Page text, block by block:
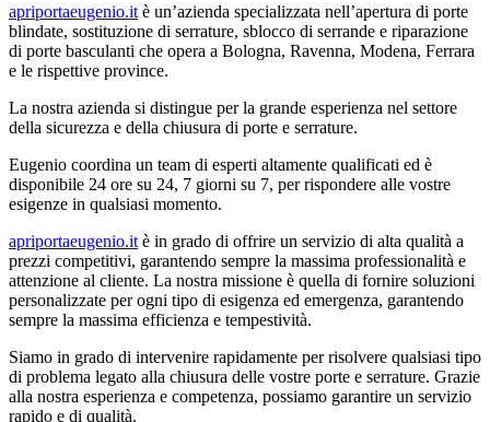
apriportaeugenio.it è un’azienda specializzata nell’apertura di porte
blindate, sostituzione di serrature, sblocco di serrande e riparazione
di porte basculanti che opera a Bologna, Ravenna, Modena, Ferrara
e le rispettive province.
La nostra azienda si distingue per la grande esperienza nel settore
della sicurezza e della chiusura di porte e serrature.
Eugenio coordina un team di esperti altamente qualificati ed è
disponibile 24 ore su 24, 7 giorni su 7, per rispondere alle vostre
esigenze in qualsiasi momento.
apriportaeugenio.it è in grado di offrire un servizio di alta qualità a
prezzi competitivi, garantendo sempre la massima professionalità e
attenzione al cliente. La nostra missione è quella di fornire soluzioni
personalizzate per ogni tipo di esigenza ed emergenza, garantendo
sempre la massima efficienza e tempestività.
Siamo in grado di intervenire rapidamente per risolvere qualsiasi tipo
di problema legato alla chiusura delle vostre porte e serrature. Grazie
alla nostra esperienza e competenza, possiamo garantire un servizio
rapido e di qualità.